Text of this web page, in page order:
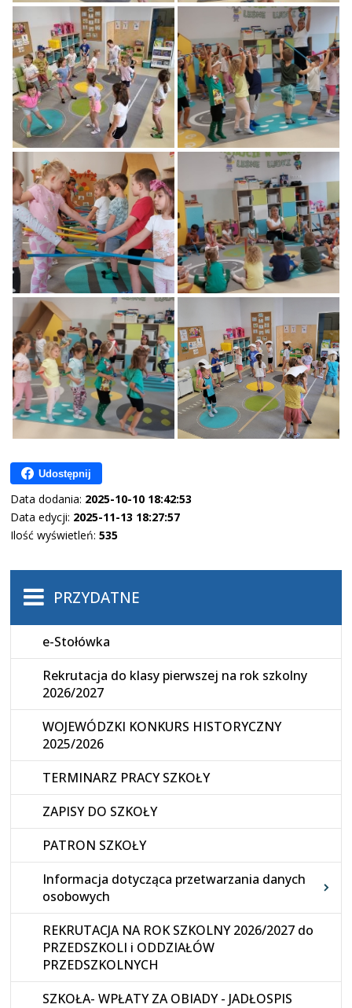
Udostępnij
Data dodania: 2025-10-10 18:42:53
Data edycji: 2025-11-13 18:27:57
Ilość wyświetleń:535
PRZYDATNE
e-Stołówka
Rekrutacja do klasy pierwszej na rok szkolny
2026/2027
WOJEWÓDZKI KONKURS HISTORYCZNY
2025/2026
TERMINARZ PRACY SZKOŁY
ZAPISY DO SZKOŁY
PATRON SZKOŁY
Informacja dotycząca przetwarzania danych
osobowych
REKRUTACJA NA ROK SZKOLNY 2026/2027 do
PRZEDSZKOLI i ODDZIAŁÓW
PRZEDSZKOLNYCH
SZKOŁA- WPŁATY ZA OBIADY - JADŁOSPIS